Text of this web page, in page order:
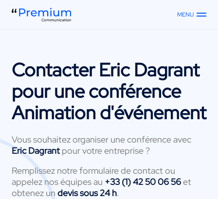
MENU
ContacterEric Dagrant
pour une conférence
Animation d'événement
Vous souhaitez organiser une conférence avec
Eric Dagrant pour votre entreprise ?
Remplissez notre formulaire de contact ou
appelez nos équipes au +33 (1) 42 50 06 56et
obtenez un devis sous 24 h.